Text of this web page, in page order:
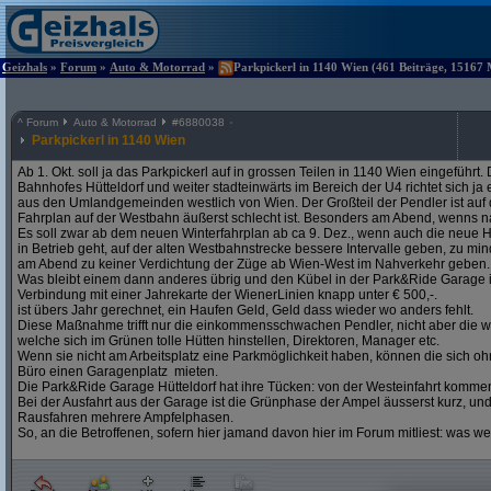
Geizhals » Forum » Auto & Motorrad » Parkpickerl in 1140 Wien (461 Beiträge, 15167
^ Forum Auto & Motorrad #6880038
Parkpickerl in 1140 Wien
Ab 1. Okt. soll ja das Parkpickerl auf in grossen Teilen in 1140 Wien
Bahnhofes Hütteldorf und weiter stadteinwärts im Bereich der U4 richtet sich
aus den Umlandgemeinden westlich von Wien. Der Großteil der Pendler ist
Fahrplan auf der Westbahn äußerst schlecht ist. Besonders am Abend, wenns
Es soll zwar ab dem neuen Winterfahrplan ab ca 9. Dez., wenn auch die neue
in Betrieb geht, auf der alten Westbahnstrecke bessere Intervalle geben, zu
am Abend zu keiner Verdichtung der Züge ab Wien-West im Nahverkehr geben.
Was bleibt einem dann anderes übrig und den Kübel in der Park&Ride Garage
Verbindung mit einer Jahrekarte der WienerLinien knapp unter € 500,-.
ist übers Jahr gerechnet, ein Haufen Geld, Geld dass wieder wo anders fehlt.
Diese Maßnahme trifft nur die einkommensschwachen Pendler, nicht aber die
welche sich im Grünen tolle Hütten hinstellen, Direktoren, Manager etc.
Wenn sie nicht am Arbeitsplatz eine Parkmöglichkeit haben, können die sich
Büro einen Garagenplatz mieten.
Die Park&Ride Garage Hütteldorf hat ihre Tücken: von der Westeinfahrt
Bei der Ausfahrt aus der Garage ist die Grünphase der Ampel äusserst kurz,
Rausfahren mehrere Ampfelphasen.
So, an die Betroffenen, sofern hier jamand davon hier im Forum mitliest: was